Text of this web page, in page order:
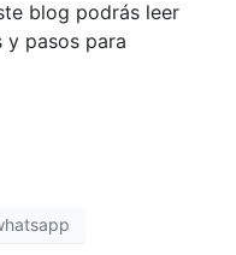
blog podrás leer
y pasos para